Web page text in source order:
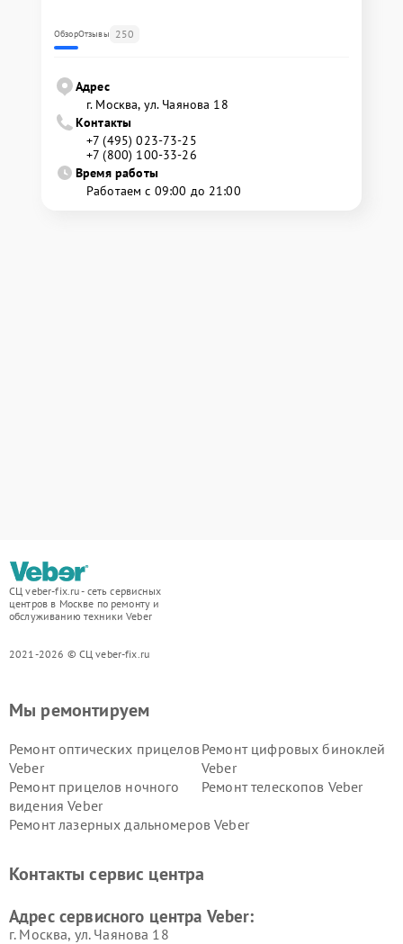
ОбзорОтзывы 250
Адрес
г. Москва, ул. Чаянова 18
Контакты
+7 (495) 023-73-25
+7 (800) 100-33-26
Время работы
Работаем с 09:00 до 21:00
СЦ veber-fix.ru - сеть сервисных
центров в Москве по ремонту и
обслуживанию техники Veber
2021-2026 © СЦ veber-fix.ru
Мы ремонтируем
Ремонт оптических прицелов
Veber
Ремонт цифровых биноклей
Veber
Ремонт прицелов ночного
видения Veber
Ремонт телескопов Veber
Ремонт лазерных дальномеров Veber
Контакты сервис центра
Адрес сервисного центра Veber:
г. Москва, ул. Чаянова 18